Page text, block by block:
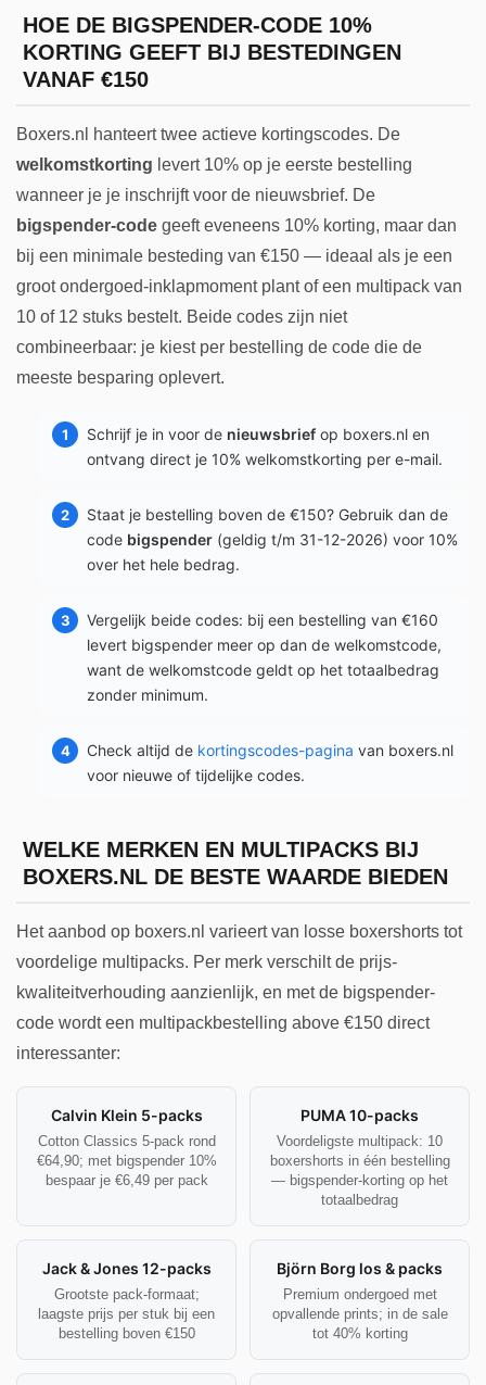
HOE DE BIGSPENDER-CODE 10%
KORTING GEEFT BIJ BESTEDINGEN
VANAF €150
Boxers.nl hanteert twee actieve kortingscodes. De
welkomstkorting levert 10% op je eerste bestelling
wanneer je je inschrijft voor de nieuwsbrief. De
bigspender-code geeft eveneens 10% korting, maar dan
bij een minimale besteding van €150 — ideaal als je een
groot ondergoed-inklapmoment plant of een multipack van
10 of 12 stuks bestelt. Beide codes zijn niet
combineerbaar: je kiest per bestelling de code die de
meeste besparing oplevert.
Schrijf je in voor de nieuwsbrief op boxers.nl en
ontvang direct je 10% welkomstkorting per e-mail.
Staat je bestelling boven de €150? Gebruik dan de
code bigspender (geldig t/m 31-12-2026) voor 10%
over het hele bedrag.
Vergelijk beide codes: bij een bestelling van €160
levert bigspender meer op dan de welkomstcode,
want de welkomstcode geldt op het totaalbedrag
zonder minimum.
Check altijd de kortingscodes-pagina van boxers.nl
voor nieuwe of tijdelijke codes.
WELKE MERKEN EN MULTIPACKS BIJ
BOXERS.NL DE BESTE WAARDE BIEDEN
Het aanbod op boxers.nl varieert van losse boxershorts tot
voordelige multipacks. Per merk verschilt de prijs-
kwaliteitverhouding aanzienlijk, en met de bigspender-
code wordt een multipackbestelling above €150 direct
interessanter:
Calvin Klein 5-packs
Cotton Classics 5-pack rond
€64,90; met bigspender 10%
bespaar je €6,49 per pack
PUMA 10-packs
Voordeligste multipack: 10
boxershorts in één bestelling
— bigspender-korting op het
totaalbedrag
Jack & Jones 12-packs
Grootste pack-formaat;
laagste prijs per stuk bij een
bestelling boven €150
Björn Borg los & packs
Premium ondergoed met
opvallende prints; in de sale
tot 40% korting